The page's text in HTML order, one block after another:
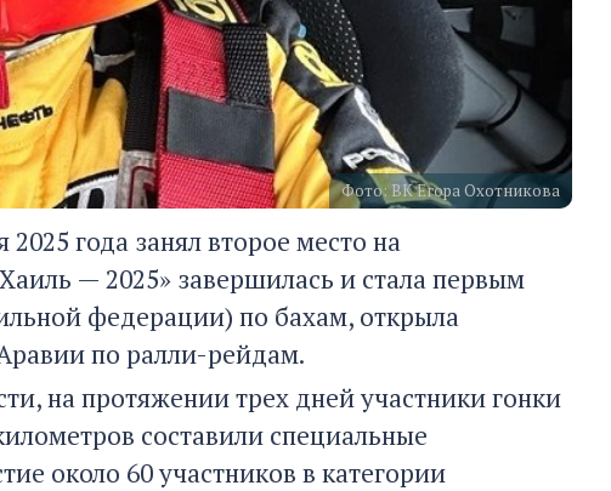
Фото: ВК Егора Охотникова
года занял второе место на
— 2025» завершилась и стала первым
федерации) по бахам, открыла
по ралли-рейдам.
на протяжении трех дней участники гонки
составили специальные
около 60 участников в категории